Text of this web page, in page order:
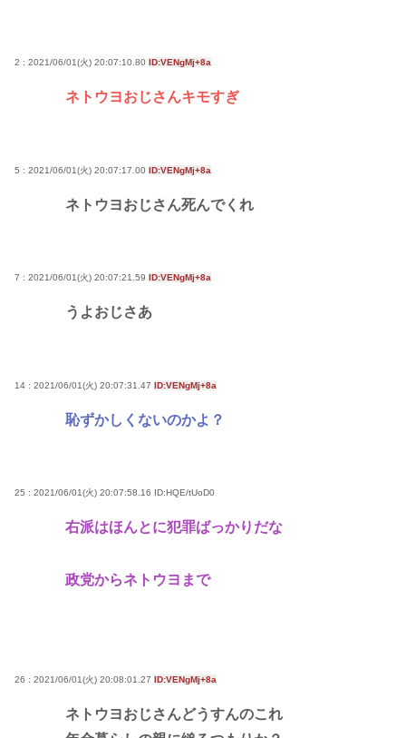
2 : 2021/06/01(火) 20:07:10.80 ID:VENgMj+8a
ネトウヨおじさんキモすぎ
5 : 2021/06/01(火) 20:07:17.00 ID:VENgMj+8a
ネトウヨおじさん死んでくれ
7 : 2021/06/01(火) 20:07:21.59 ID:VENgMj+8a
うよおじさあ
14 : 2021/06/01(火) 20:07:31.47 ID:VENgMj+8a
恥ずかしくないのかよ？
25 : 2021/06/01(火) 20:07:58.16 ID:HQE/tUoD0
右派はほんとに犯罪ばっかりだな
政党からネトウヨまで
26 : 2021/06/01(火) 20:08:01.27 ID:VENgMj+8a
ネトウヨおじさんどうすんのこれ